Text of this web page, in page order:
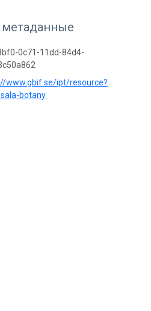
0c71-11dd-84d4-
www.gbif.se/ipt/resource?
botany